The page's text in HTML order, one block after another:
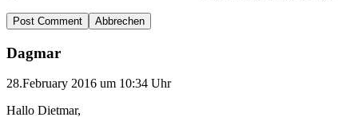
Abbrechen
Dagmar
28.February 2016 um 10:34 Uhr
Hallo Dietmar,